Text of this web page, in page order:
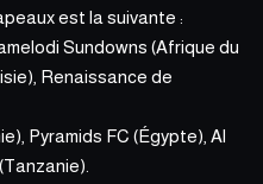
est la suivante :
Sundowns (Afrique du
Renaissance de
Pyramids FC (Égypte), Al